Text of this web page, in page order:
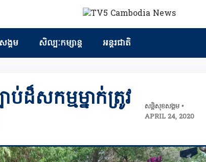
ង្គម សិល្បៈកម្សាន្ត អន្តរជាតិ
សកម្មម្នាក់ត្រូវ
សន្តិសុខសង្គម •
APRIL 24, 2020